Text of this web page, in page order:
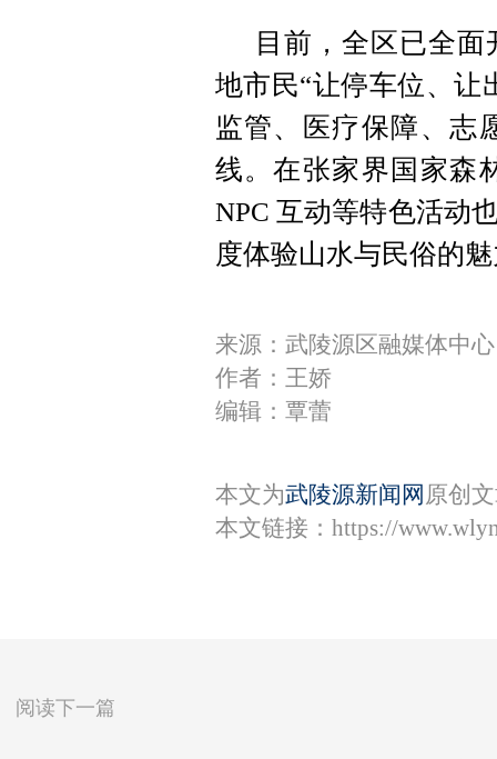
目前，全区已全
地市民“让停车位、让
监管、医疗保障、志
线。在张家界国家森
NPC 互动等特色活动
度体验山水与民俗的
来源：​武陵源区融媒体中心
作者：王娇
编辑：覃蕾
本文为武陵源新闻网 原创
本文链接： https://
阅读下一篇